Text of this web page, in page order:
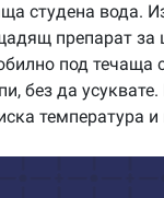
студена вода.
препарат за
под течаща
без да
температура и